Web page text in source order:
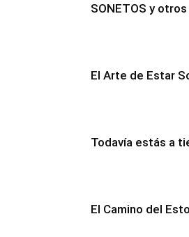
SONETOS y
El Arte de Estar
Todavía estás a
El Camino del